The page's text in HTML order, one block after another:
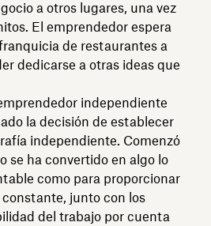
a otros lugares, una vez
El emprendedor espera
de restaurantes a
dedicarse a otras ideas que
independiente
la decisión de establecer
independiente. Comenzó
se ha convertido en algo lo
como para proporcionar
junto con los
del trabajo por cuenta